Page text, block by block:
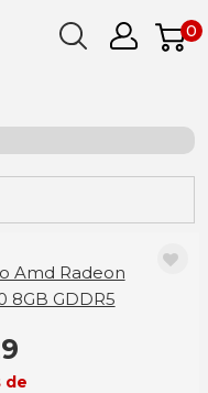
0
Amd Radeon
8GB GDDR5
de